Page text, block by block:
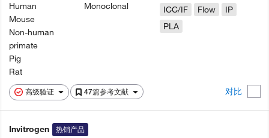
高级验证 47篇参考文献 对比
Human
Mouse
Non-human
primate
Pig
Rat
Monoclonal
ICC/IF
Flow
IP
PLA
Invitrogen 热销产品